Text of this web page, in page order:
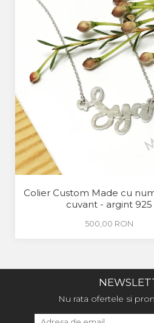
Colier Custom Made cu
cuvant - argint 925
500,00 RON
Nu rata ofertele si